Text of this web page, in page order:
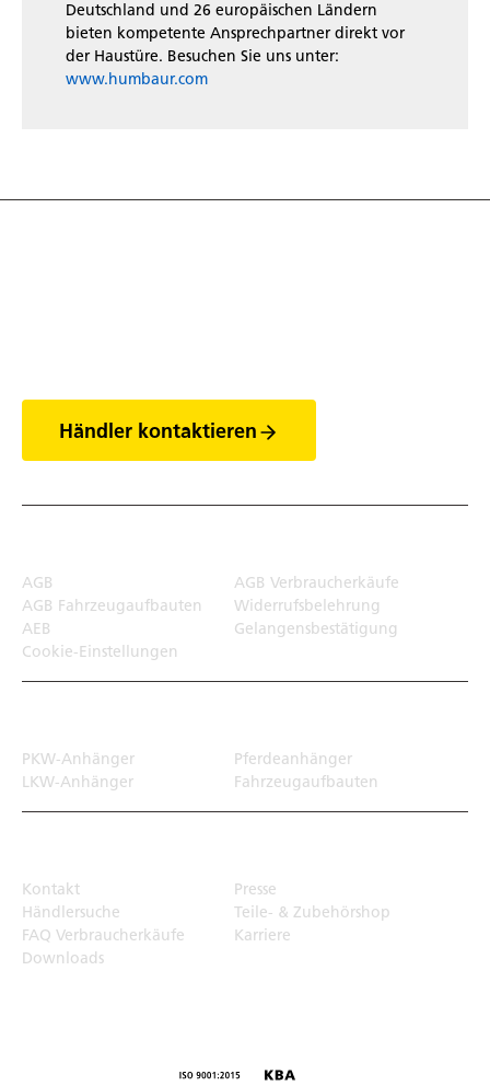
Deutschland und 26 europäischen Ländern
bieten kompetente Ansprechpartner direkt vor
der Haustüre. Besuchen Sie uns unter:
www.humbaur.com
Händler kontaktieren
AGB
AGB Verbraucherkäufe
AGB Fahrzeugaufbauten
Widerrufsbelehrung
AEB
Gelangensbestätigung
Cookie-Einstellungen
PKW-Anhänger
Pferdeanhänger
LKW-Anhänger
Fahrzeugaufbauten
Kontakt
Presse
Händlersuche
Teile- & Zubehörshop
FAQ Verbraucherkäufe
Karriere
Downloads